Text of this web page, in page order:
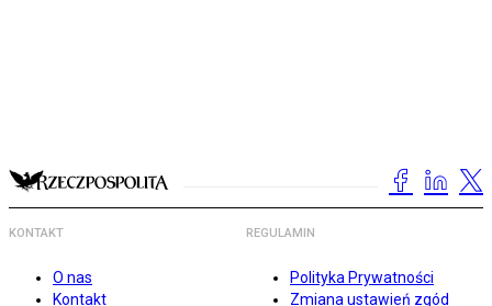
KONTAKT
O nas
Kontakt
REGULAMIN
Polityka Prywatności
Zmiana ustawień zgód